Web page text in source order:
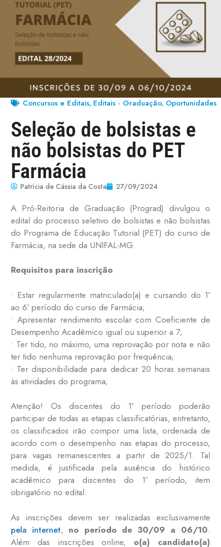
Concursos e Editais, Editais - Graduação, Oportunidades
Seleção de bolsistas e
não bolsistas do PET
Farmácia
Patrícia de Cássia da Costa 27/09/2024
A Pró-Reitoria de Graduação (Prograd) divulgou o
edital do processo seletivo de bolsistas e não bolsistas
do Programa de Educação Tutorial (PET) do curso de
Farmácia, na sede da UNIFAL-MG.
Requisitos para inscrição
• Estar regularmente matriculado(a) e cursando do 1º
ao 6º período do curso de Farmácia;
• Apresentar rendimento escolar com Coeficiente de
Desempenho Acadêmico igual ou superior a 7;
• Ter tido, no máximo, uma reprovação por nota e não
ter tido nenhuma reprovação por frequência;
• Ter disponibilidade para dedicar 20 horas semanais
às atividades do programa;
Atenção! Os discentes do 1º período poderão
participar de todas as etapas classificatórias, entretanto,
os classificados irão compor uma lista, ordenada de
acordo com o desempenho nas etapas do processo,
para vagas remanescentes a partir de 2025/1. Tal
medida, é justificada pela ausência do histórico
acadêmico para discentes do 1º período, item
obrigatório no edital.
As inscrições devem ser realizadas exclusivamente
pela internet, no período de 30/09 a 06/10.
Além das inscrições online, o(a) candidato(a)